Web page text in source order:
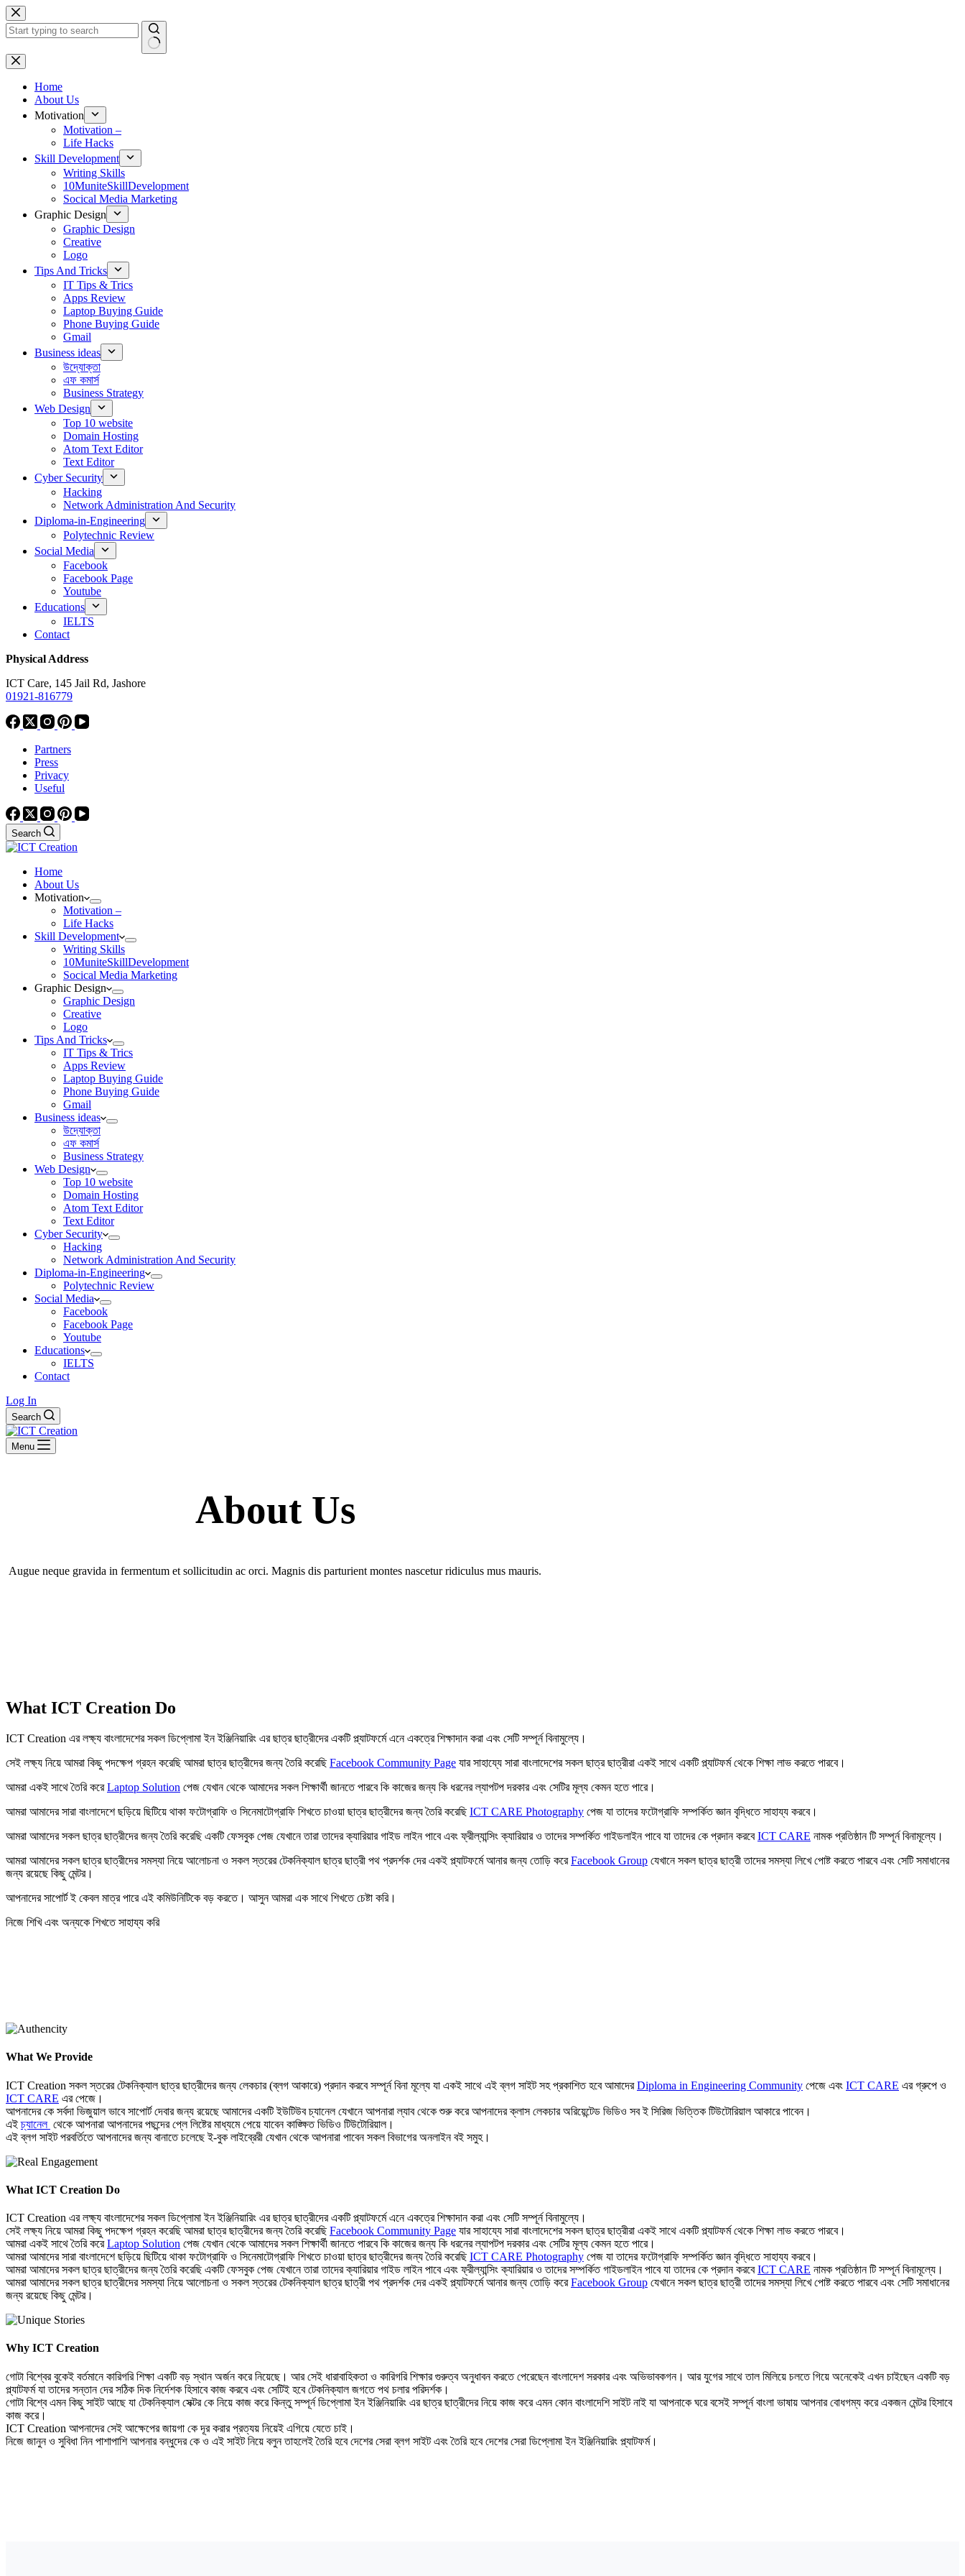
Skip
to
content
No
results
Home
About Us
Motivation
Motivation –
Life Hacks
Skill Development
Writing Skills
10MuniteSkillDevelopment
Socical Media Marketing
Graphic Design
Graphic Design
Creative
Logo
Tips And Tricks
IT Tips & Trics
Apps Review
Laptop Buying Guide
Phone Buying Guide
Gmail
Business ideas
উদ্যোক্তা
এফ কমার্স
Business Strategy
Web Design
Top 10 website
Domain Hosting
Atom Text Editor
Text Editor
Cyber Security
Hacking
Network Administration And Security
Diploma-in-Engineering
Polytechnic Review
Social Media
Facebook
Facebook Page
Youtube
Educations
IELTS
Contact
Physical Address
ICT Care, 145 Jail Rd, Jashore
01921-816779
Partners
Press
Privacy
Useful
Search
Home
About Us
Motivation
Motivation –
Life Hacks
Skill Development
Writing Skills
10MuniteSkillDevelopment
Socical Media Marketing
Graphic Design
Graphic Design
Creative
Logo
Tips And Tricks
IT Tips & Trics
Apps Review
Laptop Buying Guide
Phone Buying Guide
Gmail
Business ideas
উদ্যোক্তা
এফ কমার্স
Business Strategy
Web Design
Top 10 website
Domain Hosting
Atom Text Editor
Text Editor
Cyber Security
Hacking
Network Administration And Security
Diploma-in-Engineering
Polytechnic Review
Social Media
Facebook
Facebook Page
Youtube
Educations
IELTS
Contact
Log In
Search
Menu
About Us
Augue neque gravida in fermentum et sollicitudin ac orci. Magnis dis parturient montes nascetur ridiculus mus mauris.
What ICT Creation Do
ICT Creation এর লক্ষ্য বাংলাদেশের সকল ডিপ্লোমা ইন ইঞ্জিনিয়ারিং এর ছাত্র ছাত্রীদের একটি প্ল্যাটফর্মে এনে একত্রে শিক্ষাদান করা এবং সেটি সম্পূর্ন বিনামুল্যে।
সেই লক্ষ্য নিয়ে আমরা কিছু পদক্ষেপ গ্রহন করেছি আমরা ছাত্র ছাত্রীদের জন্য তৈরি করেছিFacebook Community Page যার সাহায্যে সারা বাংলাদেশের সকল ছাত্র ছাত্রীরা একই সাথে একটি প্ল্যাটফর্ম থেকে শিক্ষা লাভ করতে পারবে।
আমরা একই সাথে তৈরি করেLaptop Solution পেজ যেখান থেকে আমাদের সকল শিক্ষার্থী জানতে পারবে কি কাজের জন্য কি ধরনের ল্যাপটপ দরকার এবং সেটির মূল্য কেমন হতে পারে।
আমরা আমাদের সারা বাংলাদেশে ছড়িয়ে ছিটিয়ে থাকা ফটোগ্রাফি ও সিনেমাটোগ্রাফি শিখতে চাওয়া ছাত্র ছাত্রীদের জন্য তৈরি করেছিICT CARE Photography পেজ যা তাদের ফটোগ্রাফি সম্পর্কিত জ্ঞান বৃদ্ধিতে সাহায্য করবে।
আমরা আমাদের সকল ছাত্র ছাত্রীদের জন্য তৈরি করেছি একটি ফেসবুক পেজ যেখানে তারা তাদের ক্যারিয়ার গাইড লাইন পাবে এবং ফ্রীল্যান্সিং ক্যারিয়ার ও তাদের সম্পর্কিত গাইডলাইন পাবে যা তাদের কে প্রদান করবেICT CARE নামক প্রতিষ্ঠান টি সম্পূর্ন বিনামূল্যে।
আমরা আমাদের সকল ছাত্র ছাত্রীদের সমস্যা নিয়ে আলোচনা ও সকল স্তরের টেকনিক্যাল ছাত্র ছাত্রী পথ প্রদর্শক দের একই প্ল্যাটফর্মে আনার জন্য তোড়ি করেFacebook Group যেখানে সকল ছাত্র ছাত্রী তাদের সমস্যা লিখে পোষ্ট করতে পারবে এবং সেটি সমাধানের
জন্য রয়েছে কিছু মেন্টর।
আপনাদের সাপোর্ট ই কেবল মাত্র পারে এই কমিউনিটিকে বড় করতে। আসুন আমরা এক সাথে শিখতে চেষ্টা করি।
নিজে শিখি এবং অন্যকে শিখতে সাহায্য করি
What We Provide
ICT Creation সকল স্তরের টেকনিক্যাল ছাত্র ছাত্রীদের জন্য লেকচার (ব্লগ আকারে) প্রদান করবে সম্পূর্ন বিনা মূল্যে যা একই সাথে এই ব্লগ সাইট সহ প্রকাশিত হবে আমাদেরDiploma in Engineering Community পেজে এবং ICT CARE এর গ্রুপে ও
ICT CARE এর পেজে।
আপনাদের কে সর্বদা ভিজুয়াল ভাবে সাপোর্ট দেবার জন্য রয়েছে আমাদের একটি ইউটিউব চ্যানেল যেখানে আপনারা ল্যাব থেকে শুরু করে আপনাদের ক্লাস লেকচার অরিয়েন্টেড ভিডিও সব ই সিরিজ ভিত্তিক টিউটোরিয়াল আকারে পাবেন।
এইচ্যানেল থেকে আপনারা আপনাদের পছন্দের প্লে লিষ্টের মাধ্যমে পেয়ে যাবেন কাঙ্ক্ষিত ভিডিও টিউটোরিয়াল।
এই ব্লগ সাইট পরবর্তিতে আপনাদের জন্য বানাতে চলেছে ই-বুক লাইব্রেরী যেখান থেকে আপনারা পাবেন সকল বিভাগের অনলাইন বই সমুহ।
What ICT Creation Do
ICT Creation এর লক্ষ্য বাংলাদেশের সকল ডিপ্লোমা ইন ইঞ্জিনিয়ারিং এর ছাত্র ছাত্রীদের একটি প্ল্যাটফর্মে এনে একত্রে শিক্ষাদান করা এবং সেটি সম্পূর্ন বিনামুল্যে।
সেই লক্ষ্য নিয়ে আমরা কিছু পদক্ষেপ গ্রহন করেছি আমরা ছাত্র ছাত্রীদের জন্য তৈরি করেছিFacebook Community Page যার সাহায্যে সারা বাংলাদেশের সকল ছাত্র ছাত্রীরা একই সাথে একটি প্ল্যাটফর্ম থেকে শিক্ষা লাভ করতে পারবে।
আমরা একই সাথে তৈরি করেLaptop Solution পেজ যেখান থেকে আমাদের সকল শিক্ষার্থী জানতে পারবে কি কাজের জন্য কি ধরনের ল্যাপটপ দরকার এবং সেটির মূল্য কেমন হতে পারে।
আমরা আমাদের সারা বাংলাদেশে ছড়িয়ে ছিটিয়ে থাকা ফটোগ্রাফি ও সিনেমাটোগ্রাফি শিখতে চাওয়া ছাত্র ছাত্রীদের জন্য তৈরি করেছিICT CARE Photography পেজ যা তাদের ফটোগ্রাফি সম্পর্কিত জ্ঞান বৃদ্ধিতে সাহায্য করবে।
আমরা আমাদের সকল ছাত্র ছাত্রীদের জন্য তৈরি করেছি একটি ফেসবুক পেজ যেখানে তারা তাদের ক্যারিয়ার গাইড লাইন পাবে এবং ফ্রীল্যান্সিং ক্যারিয়ার ও তাদের সম্পর্কিত গাইডলাইন পাবে যা তাদের কে প্রদান করবেICT CARE নামক প্রতিষ্ঠান টি সম্পূর্ন বিনামূল্যে।
আমরা আমাদের সকল ছাত্র ছাত্রীদের সমস্যা নিয়ে আলোচনা ও সকল স্তরের টেকনিক্যাল ছাত্র ছাত্রী পথ প্রদর্শক দের একই প্ল্যাটফর্মে আনার জন্য তোড়ি করেFacebook Group যেখানে সকল ছাত্র ছাত্রী তাদের সমস্যা লিখে পোষ্ট করতে পারবে এবং সেটি সমাধানের
জন্য রয়েছে কিছু মেন্টর।
Why ICT Creation
গোটা বিশ্বের বুকেই বর্তমানে কারিগরি শিক্ষা একটি বড় স্থান অর্জন করে নিয়েছে। আর সেই ধারাবাহিকতা ও কারিগরি শিক্ষার গুরুত্ব অনুধাবন করতে পেরেছেন বাংলাদেশ সরকার এবং অভিভাবকগন। আর যুগের সাথে তাল মিলিয়ে চলতে গিয়ে অনেকেই এখন চাইছেন একটি বড়
প্ল্যাটফর্ম যা তাদের সন্তান দের সঠিক দিক নির্দেশক হিসাবে কাজ করবে এবং সেটিই হবে টেকনিক্যাল জগতে পথ চলার পরিদর্শক।
গোটা বিশ্বে এমন কিছু সাইট আছে যা টেকনিক্যাল সেক্টর কে নিয়ে কাজ করে কিন্তু সম্পূর্ন ডিপ্লোমা ইন ইঞ্জিনিয়ারিং এর ছাত্র ছাত্রীদের নিয়ে কাজ করে এমন কোন বাংলাদেশি সাইট নাই যা আপনাকে ঘরে বসেই সম্পূর্ন বাংলা ভাষায় আপনার বোধগম্য করে একজন মেন্টর হিসাবে
কাজ করে।
ICT Creation আপনাদের সেই আক্ষেপের জায়গা কে দূর করার প্রত্যয় নিয়েই এগিয়ে যেতে চাই।
নিজে জানুন ও সুবিধা নিন পাশাপাশি আপনার বন্ধুদের কে ও এই সাইট নিয়ে বলুন তাহলেই তৈরি হবে দেশের সেরা ব্লগ সাইট এবং তৈরি হবে দেশের সেরা ডিপ্লোমা ইন ইঞ্জিনিয়ারিং প্ল্যাটফর্ম।